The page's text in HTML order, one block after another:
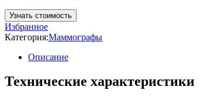
Узнать стоимость
Избранное
Категория:Маммографы
Описание
Технические характеристики